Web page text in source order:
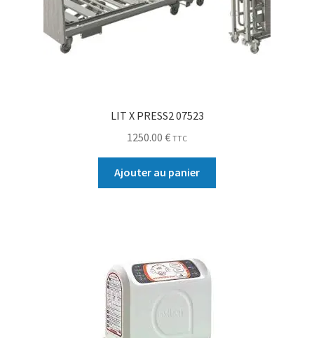
LIT X PRESS2 07523
1250.00 € TTC
Ajouter au panier